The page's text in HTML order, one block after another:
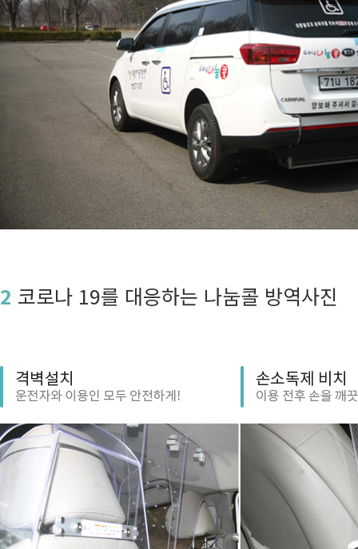
2 코로나 19를 대응하는 나눔콜 방역사진